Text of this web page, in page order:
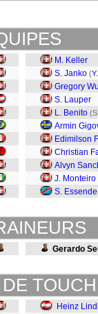
M. Keller
S. Janko (
Gregory
S. Lauper
L. Benito
Armin
Edimilson
Christian
Alvyn
J. Monteiro
S. Essende
Gerardo
Heinz